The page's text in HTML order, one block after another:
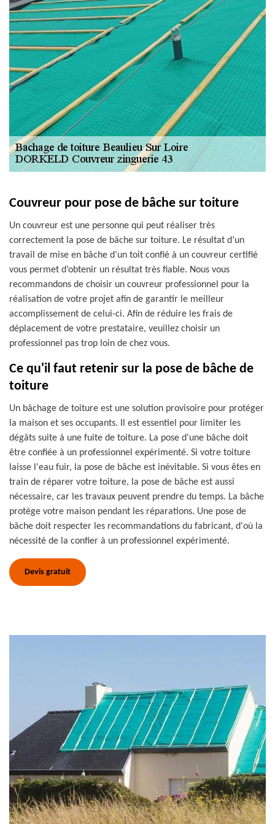
Couvreur pour pose de bâche sur toiture
Un couvreur est une personne qui peut réaliser très
correctement la pose de bâche sur toiture. Le résultat d’un
travail de mise en bâche d’un toit confié à un couvreur certifié
vous permet d’obtenir un résultat très fiable. Nous vous
recommandons de choisir un couvreur professionnel pour la
réalisation de votre projet afin de garantir le meilleur
accomplissement de celui-ci. Afin de réduire les frais de
déplacement de votre prestataire, veuillez choisir un
professionnel pas trop loin de chez vous.
Ce qu'il faut retenir sur la pose de bâche de
toiture
Un bâchage de toiture est une solution provisoire pour protéger
la maison et ses occupants. Il est essentiel pour limiter les
dégâts suite à une fuite de toiture. La pose d'une bâche doit
être confiée à un professionnel expérimenté. Si votre toiture
laisse l'eau fuir, la pose de bâche est inévitable. Si vous êtes en
train de réparer votre toiture, la pose de bâche est aussi
nécessaire, car les travaux peuvent prendre du temps. La bâche
protège votre maison pendant les réparations. Une pose de
bâche doit respecter les recommandations du fabricant, d'où la
nécessité de la confier à un professionnel expérimenté.
Devis gratuit